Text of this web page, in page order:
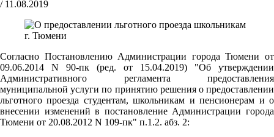
/ 11.08.2019
Согласно Постановлению Администрации города Тюмени от
09.06.2014 N 90-пк (ред. от 15.04.2019) "Об утверждении
Административного регламента предоставления
муниципальной услуги по принятию решения о предоставлении
льготного проезда студентам, школьникам и пенсионерам и о
внесении изменений в постановление Администрации города
Тюмени от 20.08.2012 N 109-пк" п.1.2. абз. 2: